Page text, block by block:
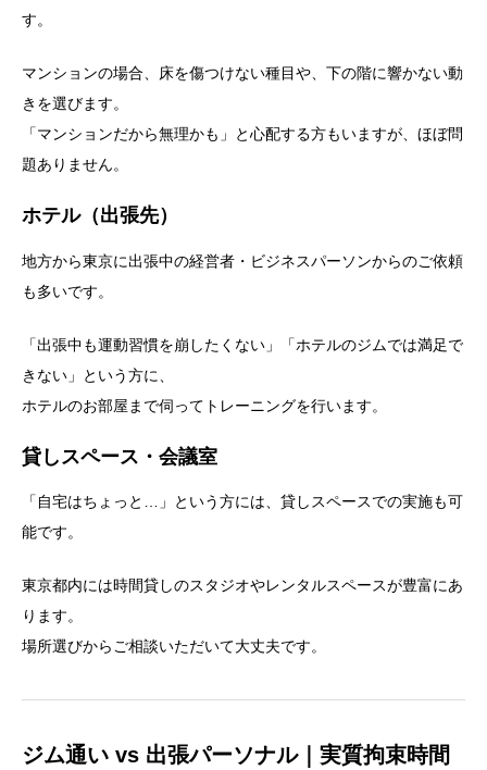
す。
マンションの場合、床を傷つけない種目や、下の階に響かない動
きを選びます。
「マンションだから無理かも」と心配する方もいますが、ほぼ問
題ありません。
ホテル（出張先）
地方から東京に出張中の経営者・ビジネスパーソンからのご依頼
も多いです。
「出張中も運動習慣を崩したくない」「ホテルのジムでは満足で
きない」という方に、
ホテルのお部屋まで伺ってトレーニングを行います。
貸しスペース・会議室
「自宅はちょっと…」という方には、貸しスペースでの実施も可
能です。
東京都内には時間貸しのスタジオやレンタルスペースが豊富にあ
ります。
場所選びからご相談いただいて大丈夫です。
ジム通い vs 出張パーソナル｜実質拘束時間